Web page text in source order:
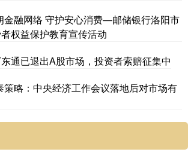
金融网络 守护安心消费—邮储银行洛阳市
权益保护教育宣传活动
通已退出A股市场，投资者索赔征集中
策略：中央经济工作会议落地后对市场有